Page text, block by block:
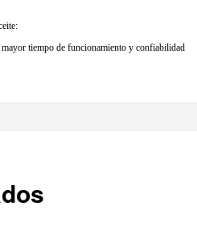
tiempo de funcionamiento y confiabilidad